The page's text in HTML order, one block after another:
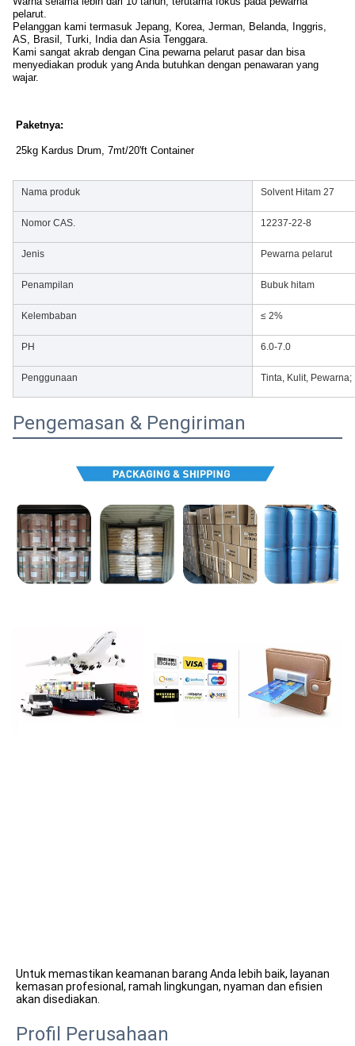
pelarut.
Pelanggan kami termasuk Jepang, Korea, Jerman, Belanda, Inggris,
AS, Brasil, Turki, India dan Asia Tenggara.
Kami sangat akrab dengan Cina pewarna pelarut pasar dan bisa
menyediakan produk yang Anda butuhkan dengan penawaran yang
wajar.
Paketnya:
25kg Kardus Drum, 7mt/20'ft Container
Nama produk Solvent Hitam 27
Nomor CAS. 12237-22-8
Jenis Pewarna pelarut
Penampilan Bubuk hitam
Kelembaban ≤ 2%
PH 6.0-7.0
Penggunaan Tinta, Kulit, Pewarna;
Pengemasan & Pengiriman
Untuk memastikan keamanan barang Anda lebih baik, layanan
kemasan profesional, ramah lingkungan, nyaman dan efisien
akan disediakan.
Profil Perusahaan